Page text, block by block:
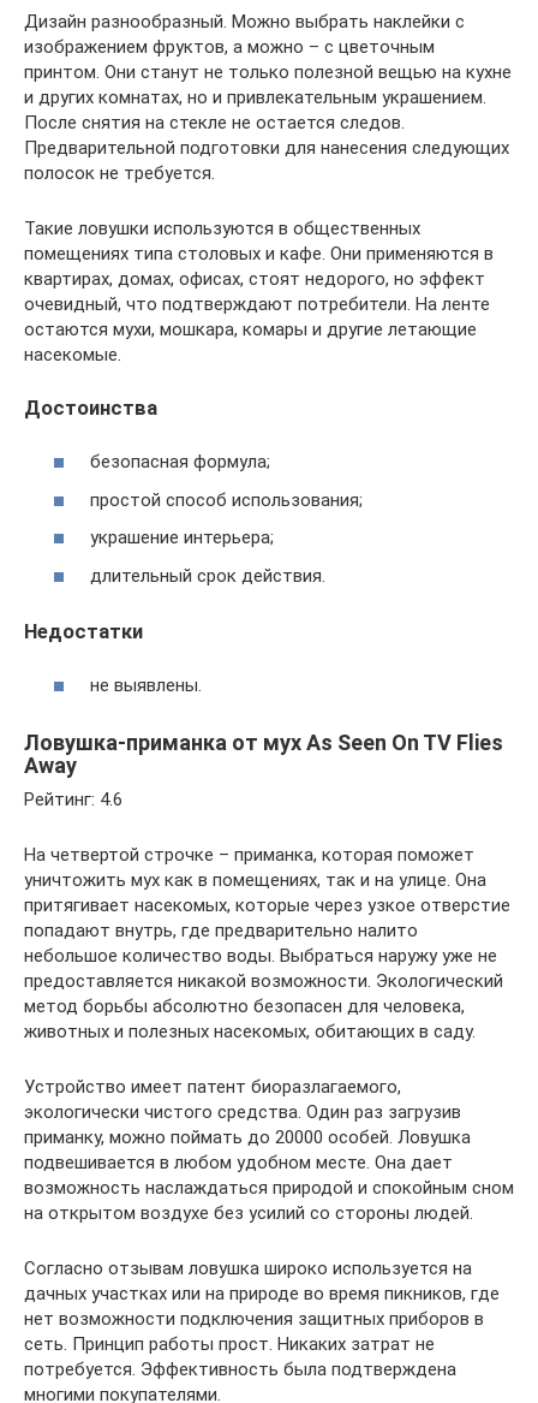
Дизайн разнообразный. Можно выбрать наклейки с
изображением фруктов, а можно – с цветочным
принтом. Они станут не только полезной вещью на кухне
и других комнатах, но и привлекательным украшением.
После снятия на стекле не остается следов.
Предварительной подготовки для нанесения следующих
полосок не требуется.
Такие ловушки используются в общественных
помещениях типа столовых и кафе. Они применяются в
квартирах, домах, офисах, стоят недорого, но эффект
очевидный, что подтверждают потребители. На ленте
остаются мухи, мошкара, комары и другие летающие
насекомые.
Достоинства
безопасная формула;
простой способ использования;
украшение интерьера;
длительный срок действия.
Недостатки
не выявлены.
Ловушка-приманка от мух As Seen On TV Flies
Away
Рейтинг: 4.6
На четвертой строчке – приманка, которая поможет
уничтожить мух как в помещениях, так и на улице. Она
притягивает насекомых, которые через узкое отверстие
попадают внутрь, где предварительно налито
небольшое количество воды. Выбраться наружу уже не
предоставляется никакой возможности. Экологический
метод борьбы абсолютно безопасен для человека,
животных и полезных насекомых, обитающих в саду.
Устройство имеет патент биоразлагаемого,
экологически чистого средства. Один раз загрузив
приманку, можно поймать до 20000 особей. Ловушка
подвешивается в любом удобном месте. Она дает
возможность наслаждаться природой и спокойным сном
на открытом воздухе без усилий со стороны людей.
Согласно отзывам ловушка широко используется на
дачных участках или на природе во время пикников, где
нет возможности подключения защитных приборов в
сеть. Принцип работы прост. Никаких затрат не
потребуется. Эффективность была подтверждена
многими покупателями.